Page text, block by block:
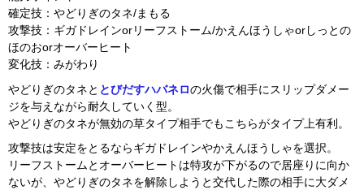
確定技：やどりぎのタネ/まもる
攻撃技：ギガドレインorリーフストーム/かえんほうしゃorしっとの
ほのおorオーバーヒート
変化技：みがわり
やどりぎのタネと とびだすハバネロの火傷で相手にスリップダメー
ジを与えながら耐久していく型。
やどりぎのタネが無効の草タイプ相手でもこちらがタイプ上有利。
攻撃技は安定をとるならギガドレインやかえんほうしゃを選択。
リーフストームとオーバーヒートは特攻が下がるので居座りに向か
ないが、やどりぎのタネを解除しようと交代した際の相手に大ダメ